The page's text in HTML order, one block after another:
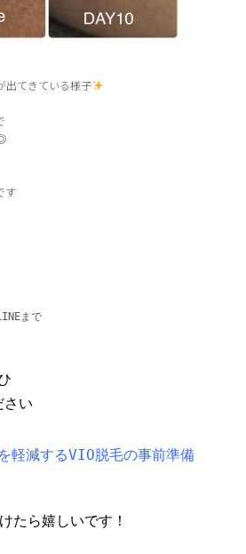
出てきている様子
す
まで
さい
軽減するVIO脱毛の事前準備
たら嬉しいです！